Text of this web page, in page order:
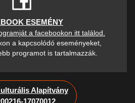
ESEMÉNY
a facebookon itt találod.
a kapcsolódó eseményeket,
programot is tartalmazzák.
Alapítvány
17070012